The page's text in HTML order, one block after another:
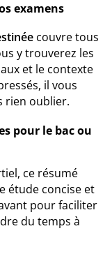
examens
couvre tous
y trouverez les
et le contexte
il vous
rien oublier.
pour le bac ou
ce résumé
étude concise et
pour faciliter
du temps à